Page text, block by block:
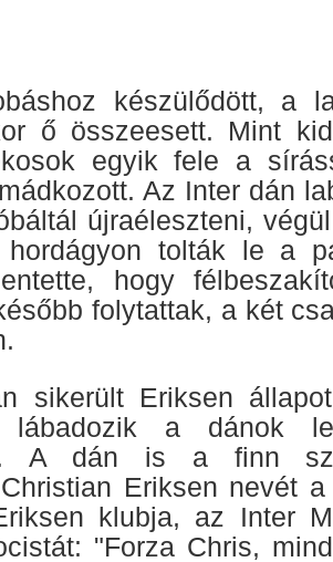
készülődött, a
ő összeesett. Mint
egyik fele a
Az Inter dán
újraéleszteni,
hordágyon tolták le a
hogy
folytattak, a két
sikerült Eriksen
lábadozik a dánok
A dán is a finn
Eriksen nevét
klubja, az Inter
"Forza Chris,